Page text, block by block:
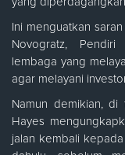
Ini menguatkan
Novogratz,
lembaga yang
agar melayani
Namun demikian, di
Hayes
jalan kembali